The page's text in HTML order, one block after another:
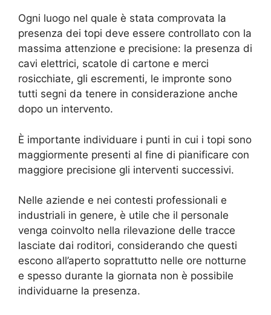
Ogni luogo nel quale è stata comprovata la
presenza dei topi deve essere controllato con la
massima attenzione e precisione: la presenza di
cavi elettrici, scatole di cartone e merci
rosicchiate, gli escrementi, le impronte sono
tutti segni da tenere in considerazione anche
dopo un intervento.
È importante individuare i punti in cui i topi sono
maggiormente presenti al fine di pianificare con
maggiore precisione gli interventi successivi.
Nelle aziende e nei contesti professionali e
industriali in genere, è utile che il personale
venga coinvolto nella rilevazione delle tracce
lasciate dai roditori, considerando che questi
escono all’aperto soprattutto nelle ore notturne
e spesso durante la giornata non è possibile
individuarne la presenza.